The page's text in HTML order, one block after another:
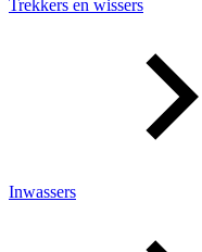
Trekkers en wissers
Inwassers